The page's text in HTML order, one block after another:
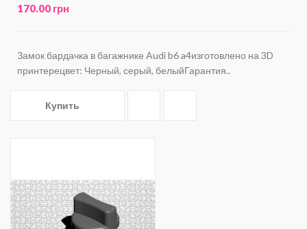
170.00 грн
Замок бардачка в багажнике Audi b6 a4изготовлено на 3D
принтерецвет: Черный, серый, белыйГарантия..
Купить